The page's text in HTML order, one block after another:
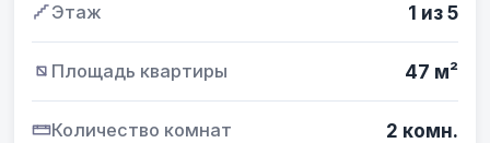
Этаж 1 из 5
Площадь квартиры 47 м²
Количество комнат 2 комн.